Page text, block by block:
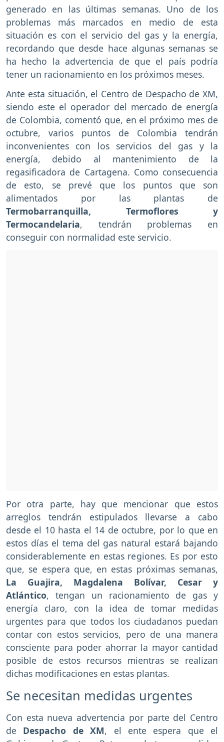
generado en las últimas semanas. Uno de los
problemas más marcados en medio de esta
situación es con el servicio del gas y la energía,
recordando que desde hace algunas semanas se
ha hecho la advertencia de que el país podría
tener un racionamiento en los próximos meses.
Ante esta situación, el Centro de Despacho de XM,
siendo este el operador del mercado de energía
de Colombia, comentó que, en el próximo mes de
octubre, varios puntos de Colombia tendrán
inconvenientes con los servicios del gas y la
energía, debido al mantenimiento de la
regasificadora de Cartagena. Como consecuencia
de esto, se prevé que los puntos que son
alimentados por las plantas de
Termobarranquilla, Termoflores y
Termocandelaria, tendrán problemas en
conseguir con normalidad este servicio.
Por otra parte, hay que mencionar que estos
arreglos tendrán estipulados llevarse a cabo
desde el 10 hasta el 14 de octubre, por lo que en
estos días el tema del gas natural estará bajando
considerablemente en estas regiones. Es por esto
que, se espera que, en estas próximas semanas,
La Guajira, Magdalena Bolívar, Cesar y
Atlántico, tengan un racionamiento de gas y
energía claro, con la idea de tomar medidas
urgentes para que todos los ciudadanos puedan
contar con estos servicios, pero de una manera
consciente para poder ahorrar la mayor cantidad
posible de estos recursos mientras se realizan
dichas modificaciones en estas plantas.
Se necesitan medidas urgentes
Con esta nueva advertencia por parte del Centro
de Despacho de XM, el ente espera que el